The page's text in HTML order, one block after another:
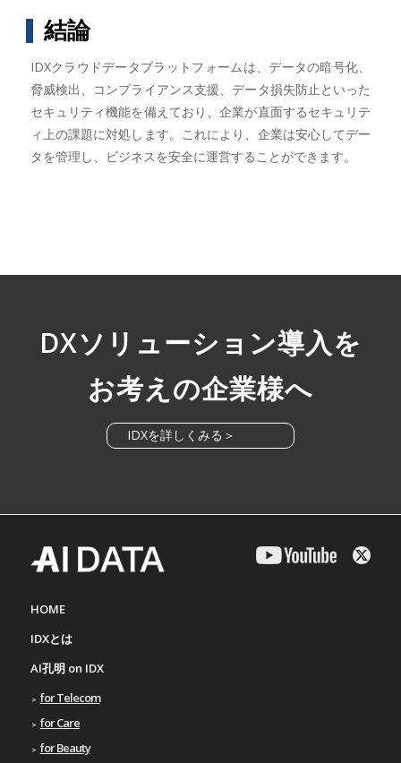
結論
IDXクラウドデータプラットフォームは、データの暗号化、
脅威検出、コンプライアンス支援、データ損失防止といった
セキュリティ機能を備えており、企業が直面するセキュリテ
ィ上の課題に対処します。これにより、企業は安心してデー
タを管理し、ビジネスを安全に運営することができます。
DXソリューション導入を
お考えの企業様へ
IDXを詳しくみる＞
HOME
IDXとは
AI孔明 on IDX
for Telecom
for Care
for Beauty